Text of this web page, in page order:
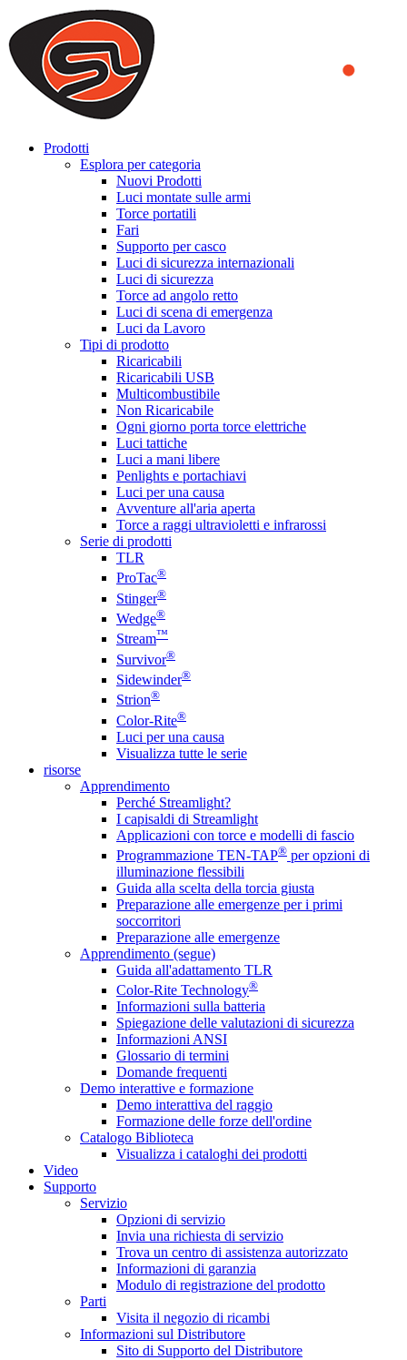
We use cookies to ensure that we provide you the best experience
on our website. By continuing to browse this website, you accept
that cookies are used to help us analyze how the website is used and
to offer you a better experience. To learn more or to find out how
you can disable cookies, you can access our
Prodotti
Esplora per categoria
Nuovi Prodotti
Luci montate sulle armi
Torce portatili
Fari
Supporto per casco
Luci di sicurezza internazionali
Luci di sicurezza
Torce ad angolo retto
Luci di scena di emergenza
Luci da Lavoro
Tipi di prodotto
Ricaricabili
Ricaricabili USB
Multicombustibile
Non Ricaricabile
Ogni giorno porta torce elettriche
Luci tattiche
Luci a mani libere
Penlights e portachiavi
Luci per una causa
Avventure all'aria aperta
Torce a raggi ultravioletti e infrarossi
Serie di prodotti
TLR
ProTac®
Stinger®
Wedge®
Stream™
Survivor®
Sidewinder®
Strion®
Color-Rite®
Luci per una causa
Visualizza tutte le serie
risorse
Apprendimento
Perché Streamlight?
I capisaldi di Streamlight
Applicazioni con torce e modelli di fascio
Programmazione TEN-TAP® per opzioni di
illuminazione flessibili
Guida alla scelta della torcia giusta
Preparazione alle emergenze per i primi
soccorritori
Preparazione alle emergenze
Apprendimento (segue)
Guida all'adattamento TLR
Color-Rite Technology®
Informazioni sulla batteria
Spiegazione delle valutazioni di sicurezza
Informazioni ANSI
Glossario di termini
Domande frequenti
Demo interattive e formazione
Demo interattiva del raggio
Formazione delle forze dell'ordine
Catalogo Biblioteca
Visualizza i cataloghi dei prodotti
Video
Supporto
Servizio
Opzioni di servizio
Invia una richiesta di servizio
Trova un centro di assistenza autorizzato
Informazioni di garanzia
Modulo di registrazione del prodotto
Parti
Visita il negozio di ricambi
Informazioni sul Distributore
Sito di Supporto del Distributore